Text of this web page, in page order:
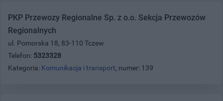
PKP Przewozy Regionalne Sp. z o.o. Sekcja Przewozów
Regionalnych
ul. Pomorska 18, 83-110 Tczew
Telefon: 5323328
Kategoria: Komunikacja i transport, numer: 139